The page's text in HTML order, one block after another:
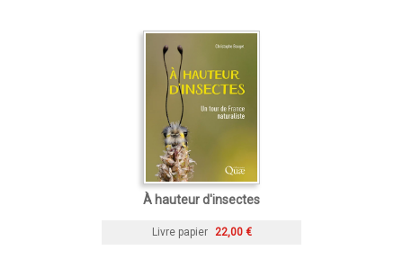
À hauteur d'insectes
Livre papier 22,00 €